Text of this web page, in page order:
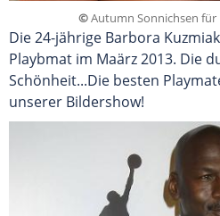
©Autumn Sonnichsen für
Die 24-jährige Barbora
Playbmat im Maärz 2013. Die
Schönheit...Die besten
unserer Bildershow!